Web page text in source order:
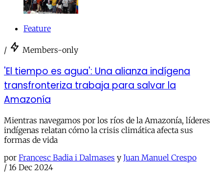
Feature
/ Members-only
'El tiempo es agua': Una alianza indígena
transfronteriza trabaja para salvar la
Amazonía
Mientras navegamos por los ríos de la Amazonía, líderes
indígenas relatan cómo la crisis climática afecta sus
formas de vida
por Francesc Badia i Dalmases y Juan Manuel Crespo
/ 16 Dec 2024